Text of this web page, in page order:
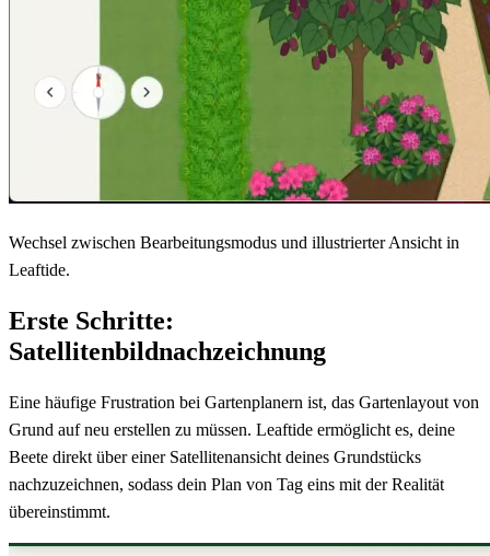
Wechsel zwischen Bearbeitungsmodus und illustrierter Ansicht in
Leaftide.
Erste Schritte:
Satellitenbildnachzeichnung
Eine häufige Frustration bei Gartenplanern ist, das Gartenlayout von
Grund auf neu erstellen zu müssen. Leaftide ermöglicht es, deine
Beete direkt über einer Satellitenansicht deines Grundstücks
nachzuzeichnen, sodass dein Plan von Tag eins mit der Realität
übereinstimmt.